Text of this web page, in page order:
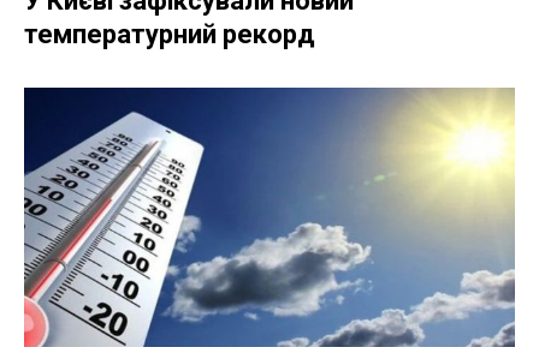
температурний рекорд